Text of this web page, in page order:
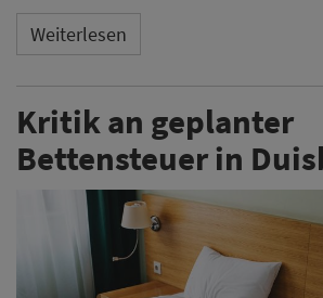
Weiterlesen
Kritik an geplanter
Bettensteuer in